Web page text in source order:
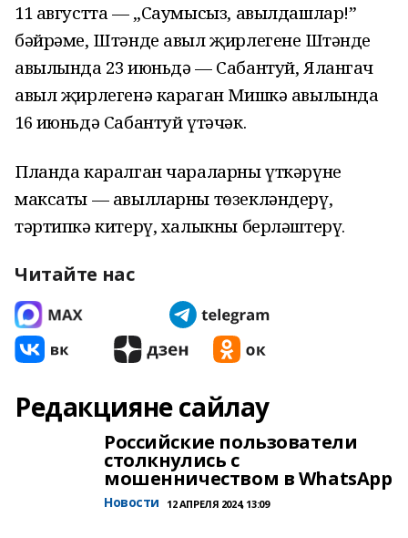
11 августта — „Саумысыз, авылдашлар!”
бәйрәме, Штәнде авыл җирлегенең Штәнде
авылында 23 июньдә — Сабантуй, Ялангач
авыл җирлегенә караган Мишкә авылында
16 июньдә Сабантуй үтәчәк.
Планда каралган чараларны үткәрүнең
максаты — авылларны төзекләндерү,
тәртипкә китерү, халыкны берләштерү.
Читайте нас
Редакцияне сайлау
Российские пользователи
столкнулись с
мошенничеством в WhatsApp
Новости 12 АПРЕЛЯ 2024, 13:09